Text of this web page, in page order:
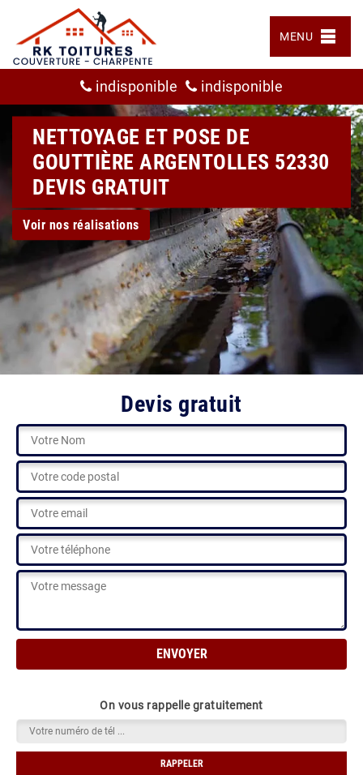
MENU
indisponible indisponible
NETTOYAGE ET POSE DE
GOUTTIÈRE ARGENTOLLES 52330
DEVIS GRATUIT
Voir nos réalisations
Devis gratuit
On vous rappelle gratuitement